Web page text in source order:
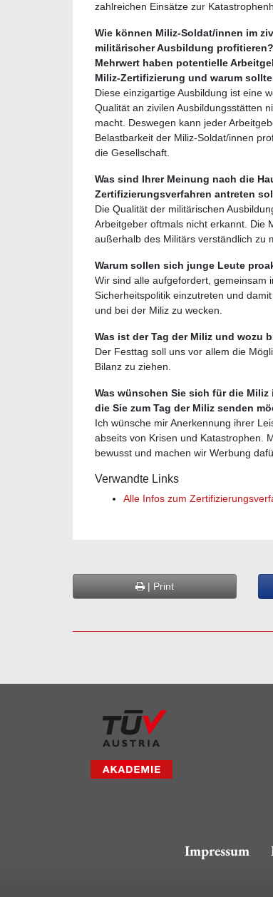
zahlreichen Einsätze zur
Wie können Miliz-Soldat/innen im
militärischer Ausbildung
Mehrwert haben potentielle
Miliz-Zertifizierung und warum
Diese einzigartige Ausbildung ist eine
Qualität an zivilen Ausbildungsstätten
macht. Deswegen kann jeder
Belastbarkeit der Miliz-Soldat/innen
die Gesellschaft.
Was sind Ihrer Meinung nach die
Zertifizierungsverfahren antreten
Die Qualität der militärischen
Arbeitgeber oftmals nicht erkannt. Die
außerhalb des Militärs verständlich zu
Warum sollen sich junge Leute
Wir sind alle aufgefordert, gemeinsam
Sicherheitspolitik einzutreten und
und bei der Miliz zu wecken.
Was ist der Tag der Miliz und wozu
Der Festtag soll uns vor allem die
Bilanz zu ziehen.
Was wünschen Sie sich für die
die Sie zum Tag der Miliz senden
Ich wünsche mir Anerkennung ihrer
abseits von Krisen und Katastrophen.
bewusst und machen wir Werbung
Verwandte Links
Alle Infos zum
| Print
Impressum